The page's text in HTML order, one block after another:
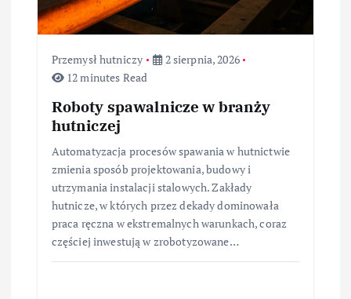
Przemysł hutniczy
2 sierpnia, 2026
12 minutes Read
Roboty spawalnicze w branży
hutniczej
Automatyzacja procesów spawania w hutnictwie
zmienia sposób projektowania, budowy i
utrzymania instalacji stalowych. Zakłady
hutnicze, w których przez dekady dominowała
praca ręczna w ekstremalnych warunkach, coraz
częściej inwestują w zrobotyzowane…